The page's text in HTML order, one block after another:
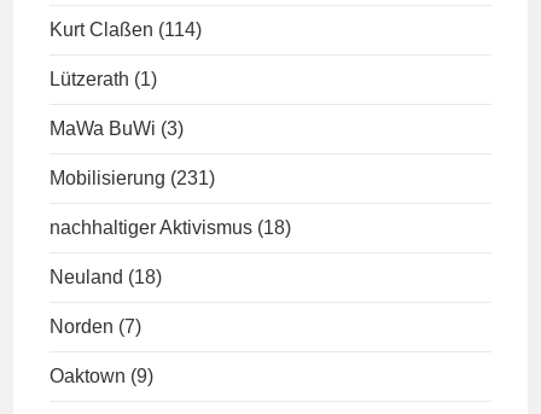
Kurt Claßen (114)
Lützerath (1)
MaWa BuWi (3)
Mobilisierung (231)
nachhaltiger Aktivismus (18)
Neuland (18)
Norden (7)
Oaktown (9)